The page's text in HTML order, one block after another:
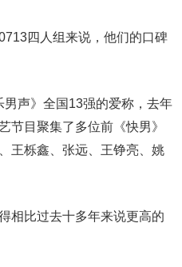
四人组来说，他们的口碑
声》全国13强的爱称，去年
节目聚集了多位前《快男》
王栎鑫、张远、王铮亮、姚
相比过去十多年来说更高的